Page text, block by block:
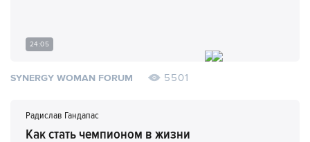
24:05
SYNERGY WOMAN FORUM 5501
Радислав Гандапас
Как стать чемпионом в жизни